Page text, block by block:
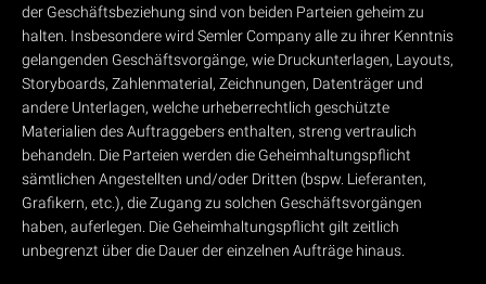
der Geschäftsbeziehung sind von beiden Parteien geheim zu
halten. Insbesondere wird Semler Company alle zu ihrer Kenntnis
gelangenden Geschäftsvorgänge, wie Druckunterlagen, Layouts,
Storyboards, Zahlenmaterial, Zeichnungen, Datenträger und
andere Unterlagen, welche urheberrechtlich geschützte
Materialien des Auftraggebers enthalten, streng vertraulich
behandeln. Die Parteien werden die Geheimhaltungspflicht
sämtlichen Angestellten und/oder Dritten (bspw. Lieferanten,
Grafikern, etc.), die Zugang zu solchen Geschäftsvorgängen
haben, auferlegen. Die Geheimhaltungspflicht gilt zeitlich
unbegrenzt über die Dauer der einzelnen Aufträge hinaus.